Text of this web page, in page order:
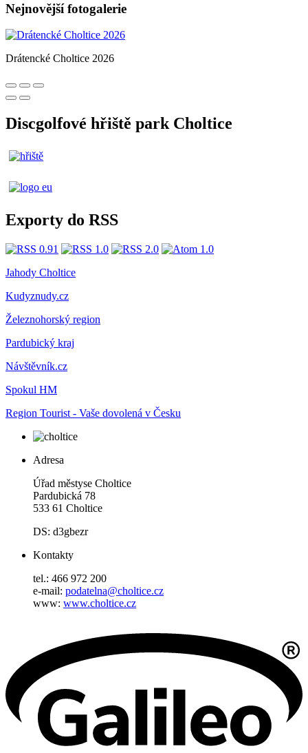
Nejnovější fotogalerie
Drátencké Choltice 2026
Discgolfové hřiště park Choltice
Exporty do RSS
Jahody Choltice
Kudyznudy.cz
Železnohorský region
Pardubický kraj
Návštěvník.cz
Spokul HM
Region Tourist - Vaše dovolená v Česku
Adresa
Úřad městyse Choltice
Pardubická 78
533 61 Choltice
DS: d3gbezr
Kontakty
tel.: 466 972 200
e-mail: podatelna@choltice.cz
www: www.choltice.cz